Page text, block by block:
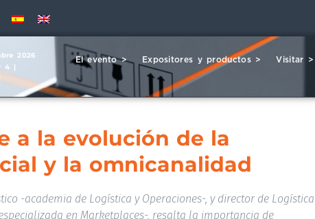
2026
4 |
El evento > Expositores y productos > Visitar >
a la evolución de la
y la omnicanalidad
-academia de Logística y Operaciones-, y director de Logística
en Marketplaces-, resalta la importancia de